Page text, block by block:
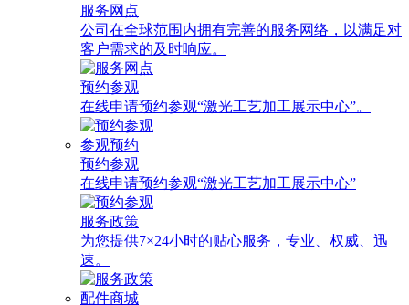
服务网点
公司在全球范围内拥有完善的服务网络，以满足对
客户需求的及时响应。
预约参观
在线申请预约参观“激光工艺加工展示中心”。
参观预约
预约参观
在线申请预约参观“激光工艺加工展示中心”
服务政策
为您提供7×24小时的贴心服务，专业、权威、迅
速。
配件商城